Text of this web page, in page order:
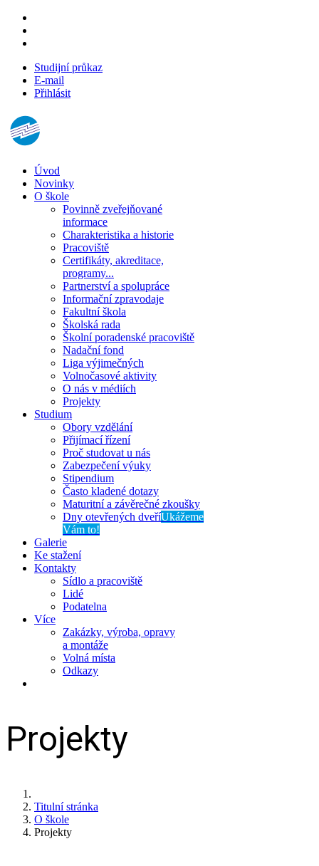
Studijní průkaz
E-mail
Přihlásit
Úvod
Novinky
O škole
Povinně zveřejňované
informace
Charakteristika a historie
Pracoviště
Certifikáty, akreditace,
programy...
Partnerství a spolupráce
Informační zpravodaje
Fakultní škola
Školská rada
Školní poradenské pracoviště
Nadační fond
Liga výjimečných
Volnočasové aktivity
O nás v médiích
Projekty
Studium
Obory vzdělání
Přijímací řízení
Proč studovat u nás
Zabezpečení výuky
Stipendium
Často kladené dotazy
Maturitní a závěrečné zkoušky
Dny otevřených dveříUkážeme
Vám to!
Galerie
Ke stažení
Kontakty
Sídlo a pracoviště
Lidé
Podatelna
Více
Zakázky, výroba, opravy
a montáže
Volná místa
Odkazy
Projekty
Titulní stránka
O škole
Projekty